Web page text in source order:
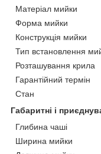
Матеріал мийки
Форма мийки
Конструкція мийки
Тип встановлення
Розташування крила
Гарантійний термін
Стан
Габаритні і
Глибина чаші
Ширина мийки